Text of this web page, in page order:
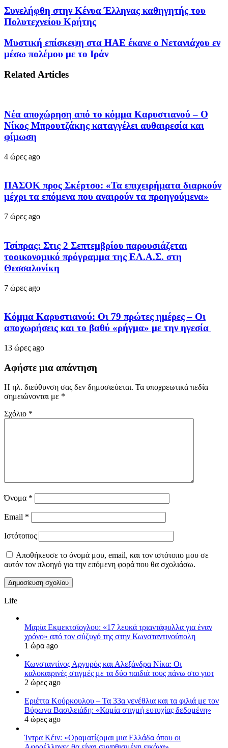
Συνελήφθη στην Κένυα Έλληνας καθηγητής του
Πολυτεχνείου Κρήτης
Μυστική επίσκεψη στα ΗΑΕ έκανε ο Νετανιάχου εν
μέσω πολέμου με το Ιράν
Related Articles
Νέα αποχώρηση από το κόμμα Καρυστιανού – Ο
Νίκος Μπρουτζάκης καταγγέλει αυθαιρεσία και
φίμωση
4 ώρες ago
ΠΑΣΟΚ προς Σκέρτσο: «Τα επιχειρήματα διαρκούν
μέχρι τα επόμενα που αναιρούν τα προηγούμενα»
7 ώρες ago
Τσίπρας: Στις 2 Σεπτεμβρίου παρουσιάζεται
τοοικονομικό πρόγραμμα της ΕΛ.Α.Σ. στη
Θεσσαλονίκη
7 ώρες ago
Κόμμα Καρυστιανού: Οι 79 πρώτες ημέρες – Οι
αποχωρήσεις και το βαθύ «ρήγμα» με την ηγεσία
13 ώρες ago
Αφήστε μια απάντηση
Η ηλ. διεύθυνση σας δεν δημοσιεύεται. Τα υποχρεωτικά πεδία
σημειώνονται με *
Σχόλιο *
Όνομα *
Email *
Ιστότοπος
Αποθήκευσε το όνομά μου, email, και τον ιστότοπο μου σε
αυτόν τον πλοηγό για την επόμενη φορά που θα σχολιάσω.
Life
Μαρία Εκμεκτσίογλου: «17 λευκά τριαντάφυλλα για έναν
χρόνο» από τον σύζυγό της στην Κωνσταντινούπολη
1 ώρα ago
Κωνσταντίνος Αργυρός και Αλεξάνδρα Νίκα: Οι
καλοκαιρινές στιγμές με τα δύο παιδιά τους πάνω στο γιοτ
2 ώρες ago
Εριέττα Κούρκουλου – Τα 33α γενέθλια και τα φιλιά με τον
Βύρωνα Βασιλειάδη: «Καμία στιγμή ευτυχίας δεδομένη»
4 ώρες ago
Ίντρα Κέιν: «Οραματίζομαι μια Ελλάδα όπου οι